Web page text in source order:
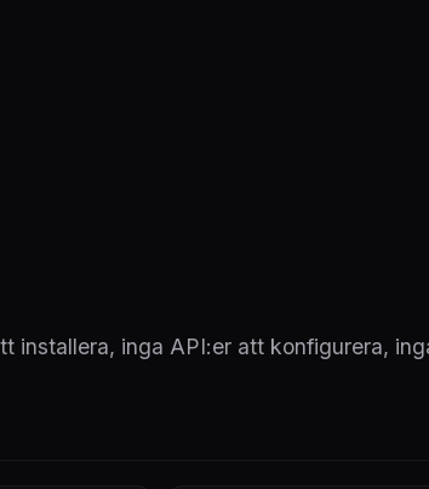
installera, inga API:er att konfigurera,